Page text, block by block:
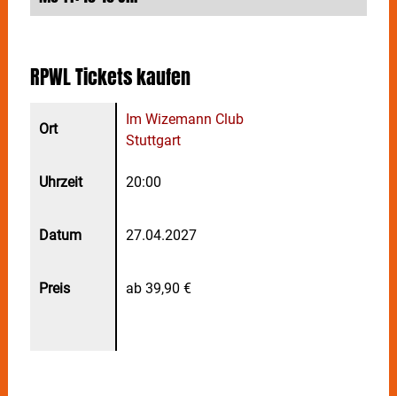
veröffentlicht und sich längst einen festen Platz in der
Mit ihrem letzten Erfolgsalbum „Crime Scene“
erreichte die Band sensationell Platz 18 der deutschen
Albumcharts – ein eindrucksvoller Beweis dafür, dass
RPWL
kreativer, relevanter und erfolgreicher sind als je
zuvor.
Auch das neue Album „Human“ verspricht ein
außergewöhnliches musikalisches Erlebnis zu
philosophischer Tiefe, kraftvoller Melodien und jener
einzigartigen musikalischen Magie, für die
RPWLTickets kaufen
Im Wizemann Club
Stuttgart
20:00
27.04.2027
ab 39,90 €